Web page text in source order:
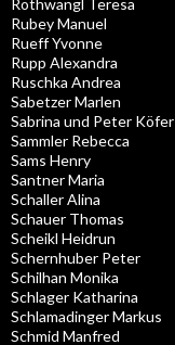
Rothwangl Teresa
Rubey Manuel
Rueff Yvonne
Rupp Alexandra
Ruschka Andrea
Sabetzer Marlen
Sabrina und Peter Köfer
Sammler Rebecca
Sams Henry
Santner Maria
Schaller Alina
Schauer Thomas
Scheikl Heidrun
Schernhuber Peter
Schilhan Monika
Schlager Katharina
Schlamadinger Markus
Schmid Manfred